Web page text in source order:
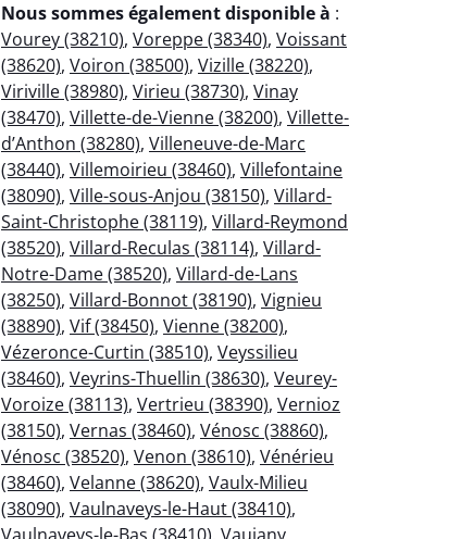
Nous sommes également disponible à :
Vourey (38210), Voreppe (38340), Voissant
(38620), Voiron (38500), Vizille (38220),
Viriville (38980), Virieu (38730), Vinay
(38470), Villette-de-Vienne (38200), Villette-
d’Anthon (38280), Villeneuve-de-Marc
(38440), Villemoirieu (38460), Villefontaine
(38090), Ville-sous-Anjou (38150), Villard-
Saint-Christophe (38119), Villard-Reymond
(38520), Villard-Reculas (38114), Villard-
Notre-Dame (38520), Villard-de-Lans
(38250), Villard-Bonnot (38190), Vignieu
(38890), Vif (38450), Vienne (38200),
Vézeronce-Curtin (38510), Veyssilieu
(38460), Veyrins-Thuellin (38630), Veurey-
Voroize (38113), Vertrieu (38390), Vernioz
(38150), Vernas (38460), Vénosc (38860),
Vénosc (38520), Venon (38610), Vénérieu
(38460), Velanne (38620), Vaulx-Milieu
(38090), Vaulnaveys-le-Haut (38410),